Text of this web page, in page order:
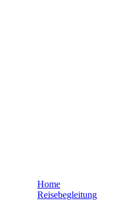
Home
Reisebegleitung